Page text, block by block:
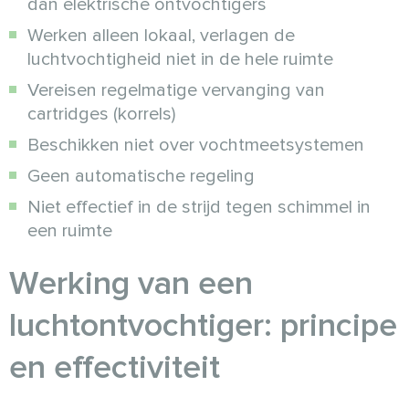
dan elektrische ontvochtigers
Werken alleen lokaal, verlagen de
luchtvochtigheid niet in de hele ruimte
Vereisen regelmatige vervanging van
cartridges (korrels)
Beschikken niet over vochtmeetsystemen
Geen automatische regeling
Niet effectief in de strijd tegen schimmel in
een ruimte
Werking van een
luchtontvochtiger: principe
en effectiviteit